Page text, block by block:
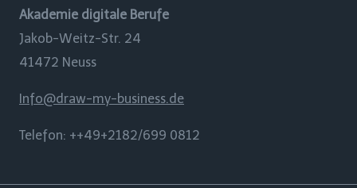
Akademie digitale Berufe
Jakob-Weitz-Str. 24
41472 Neuss
Info@draw-my-business.de
Telefon: ++49+2182/699 0812